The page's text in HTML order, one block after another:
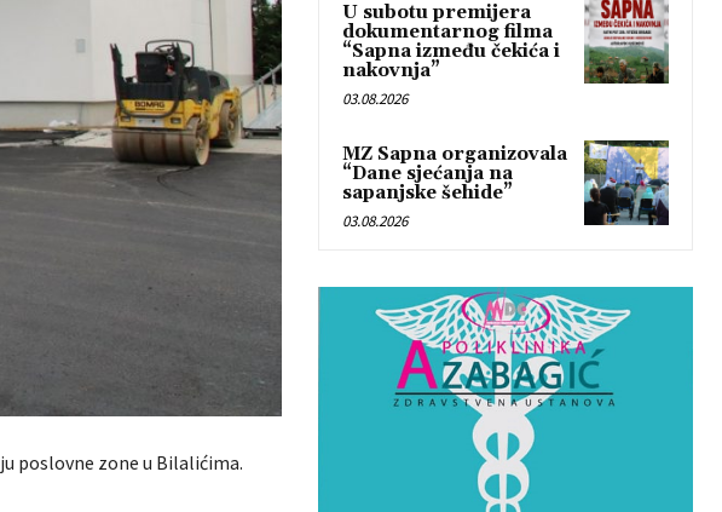
poslovne zone u Bilalićima.
U subotu premijera
dokumentarnog filma
“Sapna između čekića i
nakovnja”
03.08.2026
MZ Sapna organizovala
“Dane sjećanja na
sapanjske šehide”
03.08.2026